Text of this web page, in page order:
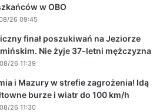
w OBO
26 09:45
finał poszukiwań na Jeziorze
Nie żyje 37-letni mężczyzna
26 11:39
i Mazury w strefie zagrożenia! Idą
burze i wiatr do 100 km/h
26 11:30